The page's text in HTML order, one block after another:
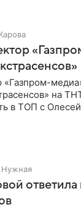
на
в ТОП с
Нужная
ответила